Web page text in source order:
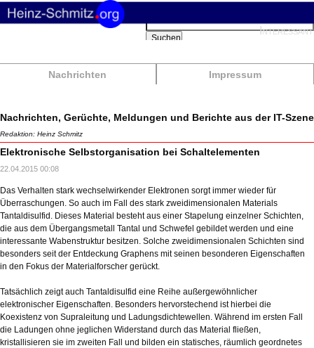
Nachrichten Impressum
Suchbegriffe
Suchen
Nachrichten, Gerüchte, Meldungen und Berichte aus der IT-Szene
Redaktion: Heinz Schmitz
Elektronische Selbstorganisation bei Schaltelementen
22.04.2015 00:08
Das Verhalten stark wechselwirkender Elektronen sorgt immer wieder für
Überraschungen. So auch im Fall des stark zweidimensionalen Materials
Tantaldisulfid. Dieses Material besteht aus einer Stapelung einzelner Schichten,
die aus dem Übergangsmetall Tantal und Schwefel gebildet werden und eine
interessante Wabenstruktur besitzen. Solche zweidimensionalen Schichten sind
besonders seit der Entdeckung Graphens mit seinen besonderen Eigenschaften
in den Fokus der Materialforscher gerückt.
Tatsächlich zeigt auch Tantaldisulfid eine Reihe außergewöhnlicher
elektronischer Eigenschaften. Besonders hervorstechend ist hierbei die
Koexistenz von Supraleitung und Ladungsdichtewellen. Während im ersten Fall
die Ladungen ohne jeglichen Widerstand durch das Material fließen,
kristallisieren sie im zweiten Fall und bilden ein statisches, räumlich geordnetes